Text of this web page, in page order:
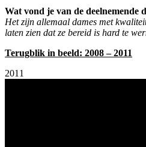
Wat vond je van de deelnemende
Het zijn allemaal dames met
laten zien dat ze bereid is hard te
Terugblik in beeld: 2008 – 2011
2011